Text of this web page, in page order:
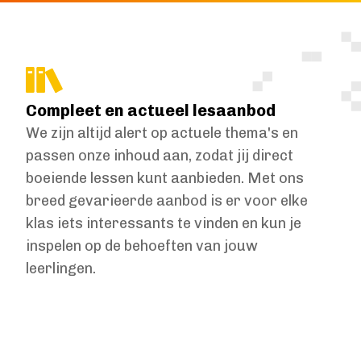
Compleet en actueel lesaanbod
We zijn altijd alert op actuele thema's en
passen onze inhoud aan, zodat jij direct
boeiende lessen kunt aanbieden. Met ons
breed gevarieerde aanbod is er voor elke
klas iets interessants te vinden en kun je
inspelen op de behoeften van jouw
leerlingen.